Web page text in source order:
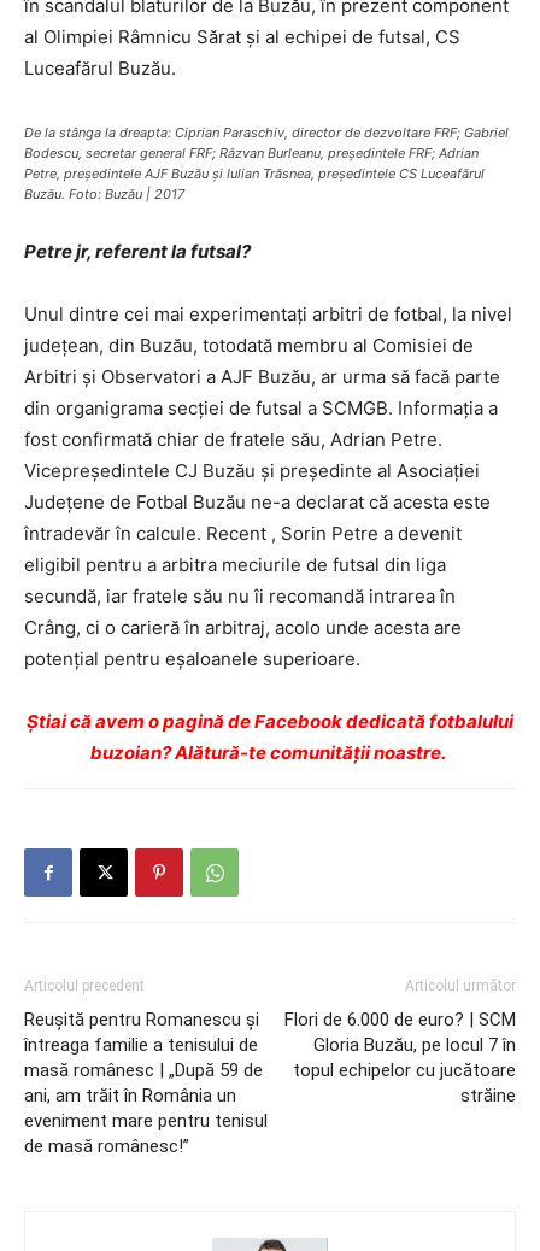
în scandalul blaturilor de la Buzău, în prezent component
al Olimpiei Râmnicu Sărat şi al echipei de futsal, CS
Luceafărul Buzău.
De la stânga la dreapta: Ciprian Paraschiv, director de dezvoltare FRF; Gabriel
Bodescu, secretar general FRF; Răzvan Burleanu, preşedintele FRF; Adrian
Petre, preşedintele AJF Buzău şi Iulian Trăsnea, preşedintele CS Luceafărul
Buzău. Foto: Buzău | 2017
Petre jr, referent la futsal?
Unul dintre cei mai experimentaţi arbitri de fotbal, la nivel
judeţean, din Buzău, totodată membru al Comisiei de
Arbitri şi Observatori a AJF Buzău, ar urma să facă parte
din organigrama secţiei de futsal a SCMGB. Informaţia a
fost confirmată chiar de fratele său, Adrian Petre.
Vicepreşedintele CJ Buzău şi preşedinte al Asociaţiei
Judeţene de Fotbal Buzău ne-a declarat că acesta este
întradevăr în calcule. Recent , Sorin Petre a devenit
eligibil pentru a arbitra meciurile de futsal din liga
secundă, iar fratele său nu îi recomandă intrarea în
Crâng, ci o carieră în arbitraj, acolo unde acesta are
potenţial pentru eşaloanele superioare.
Ştiai că avem o pagină de Facebook dedicată fotbalului
buzoian? Alătură-te comunității noastre.
Articolul precedent
Reuşită pentru Romanescu şi
întreaga familie a tenisului de
masă românesc | „După 59 de
ani, am trăit în România un
eveniment mare pentru tenisul
de masă românesc!”
Articolul următor
Flori de 6.000 de euro? | SCM
Gloria Buzău, pe locul 7 în
topul echipelor cu jucătoare
străine